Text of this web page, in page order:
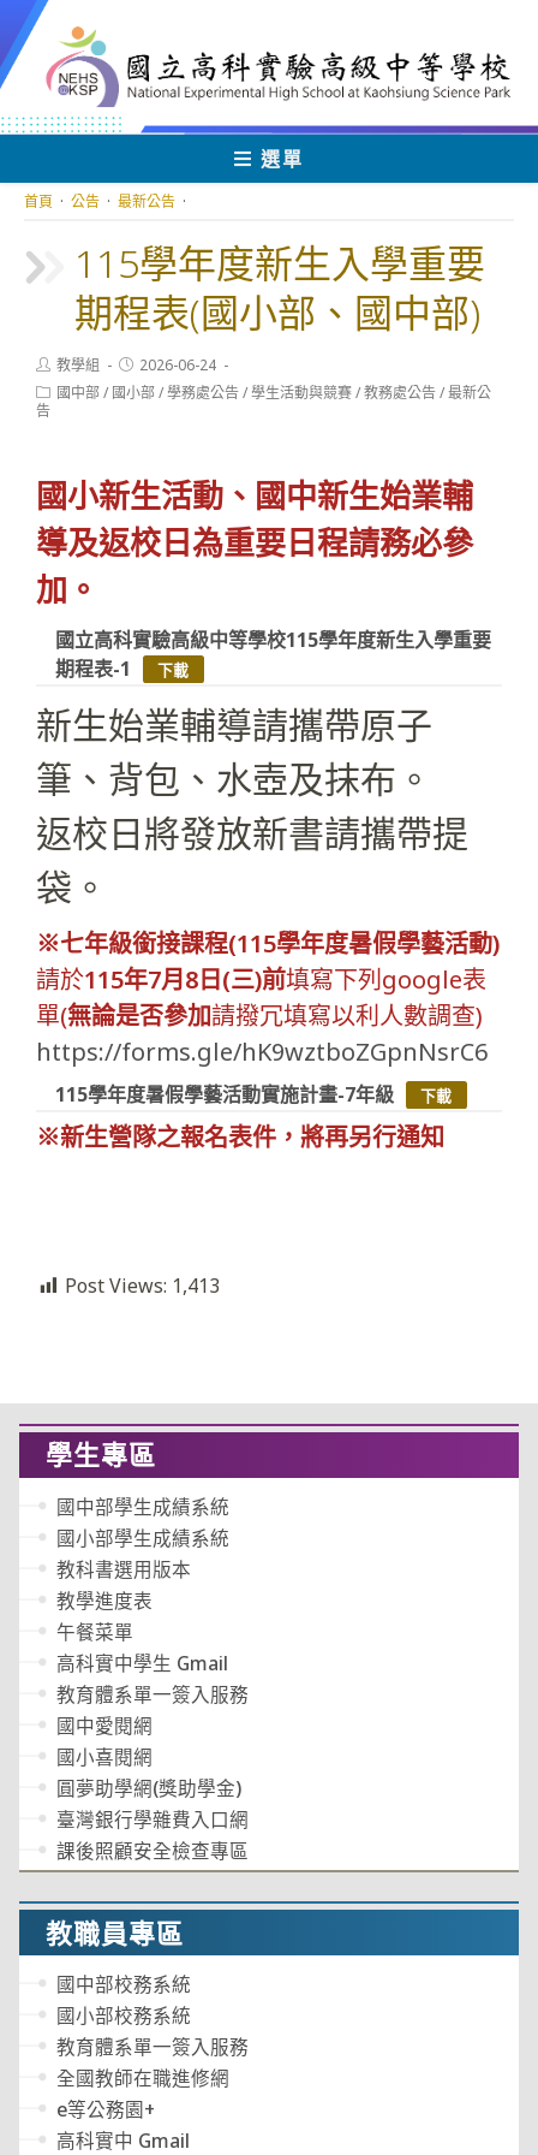
轉
至
要
容
選單
115學年度新生入學重要
期程表(國小部、國中部)
首頁 · 公告 · 最新公告 ·
Post
author:
教學組
Post
published:
2026-06-24
Post
category:
國中部/ 國小部/學務處公告/學生活動與競賽/教務處公告/最新公
告
國小新生活動、國中新生始業輔
導及返校日為重要日程請務必參
加。
國立高科實驗高級中等學校115學年度新生入學重要
期程表-1
下載
新生始業輔導請攜帶原子
筆、背包、水壺及抹布。
返校日將發放新書請攜帶提
袋。
※七年級銜接課程(115學年度暑假學藝活動)
請於115年7月8日(三)前填寫下列google表
單(無論是否參加請撥冗填寫以利人數調查)
https://forms.gle/hK9wztboZGpnNsrC6
115學年度暑假學藝活動實施計畫-7年級 下載
※新生營隊之報名表件，將再另行通知
Post Views: 1,413
學生專區
國中部學生成績系統
國小部學生成績系統
教科書選用版本
教學進度表
午餐菜單
高科實中學生 Gmail
教育體系單一簽入服務
國中愛閱網
國小喜閱網
圓夢助學網(獎助學金)
臺灣銀行學雜費入口網
課後照顧安全檢查專區
教職員專區
國中部校務系統
國小部校務系統
教育體系單一簽入服務
全國教師在職進修網
e等公務園+
高科實中 Gmail